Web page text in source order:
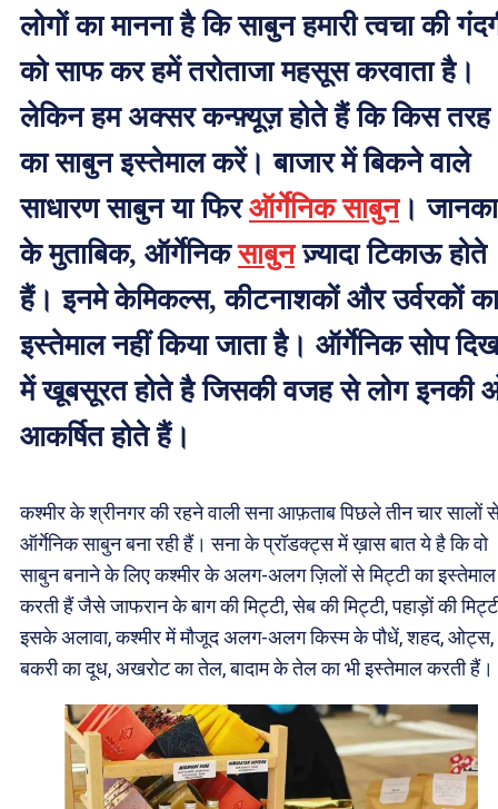
लोगों का मानना है कि साबुन हमारी त्वचा की
को साफ कर हमें तरोताजा महसूस करवाता है।
लेकिन हम अक्सर कन्फ़्यूज़ होते हैं कि किस तरह
का साबुन इस्तेमाल करें। बाजार में बिकने वाले
साधारण साबुन या फिरऑर्गेनिक साबुन।
के मुताबिक, ऑर्गेनिकसाबुनज़्यादा टिकाऊ होते
हैं। इनमे केमिकल्स, कीटनाशकों और उर्वरकों का
इस्तेमाल नहीं किया जाता है। ऑर्गेनिक सोप
में खूबसूरत होते है जिसकी वजह से लोग इनकी
आकर्षित होते हैं।
कश्मीर के श्रीनगर की रहने वाली सना आफ़ताब पिछले तीन चार सालों
ऑर्गेनिक साबुन बना रही हैं। सना के प्रॉडक्ट्स में ख़ास बात ये है कि वो
साबुन बनाने के लिए कश्मीर के अलग-अलग ज़िलों से मिट्टी का इस्तेमाल
करती हैं जैसे जाफरान के बाग की मिट्टी, सेब की मिट्टी, पहाड़ों की
इसके अलावा, कश्मीर में मौजूद अलग-अलग किस्म के पौधें, शहद, ओट्स,
बकरी का दूध, अखरोट का तेल, बादाम के तेल का भी इस्तेमाल करती हैं।